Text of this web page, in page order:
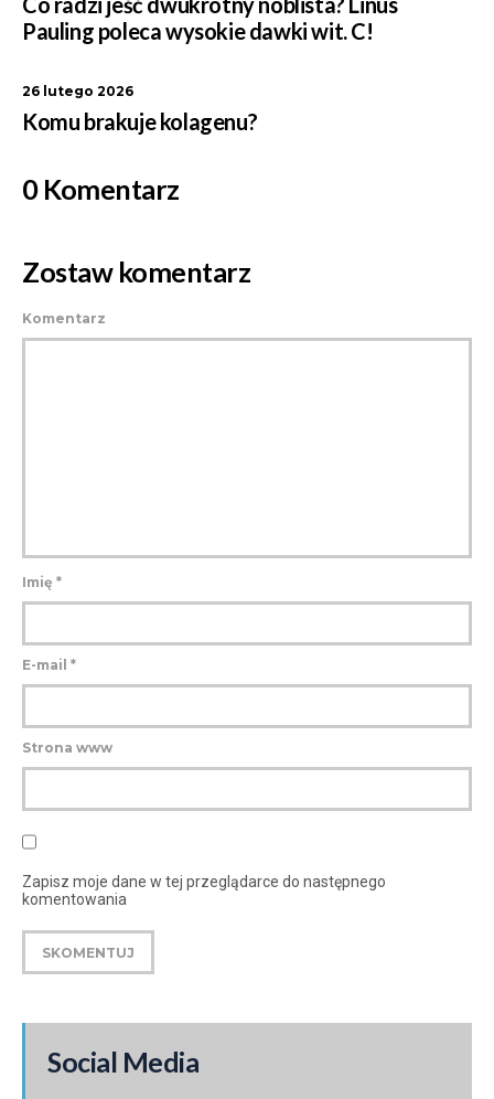
Pauling poleca wysokie dawki wit. C!
26 lutego 2026
Komu brakuje kolagenu?
0 Komentarz
Zostaw komentarz
Komentarz
Imię *
E-mail *
Strona www
Zapisz moje dane w tej przeglądarce do następnego
komentowania
Social Media